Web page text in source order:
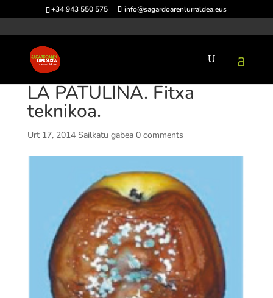
+34 943 550 575 info@sagardoarenlurraldea.eus
LA PATULINA. Fitxa
teknikoa.
Urt 17, 2014 Sailkatu gabea 0 comments